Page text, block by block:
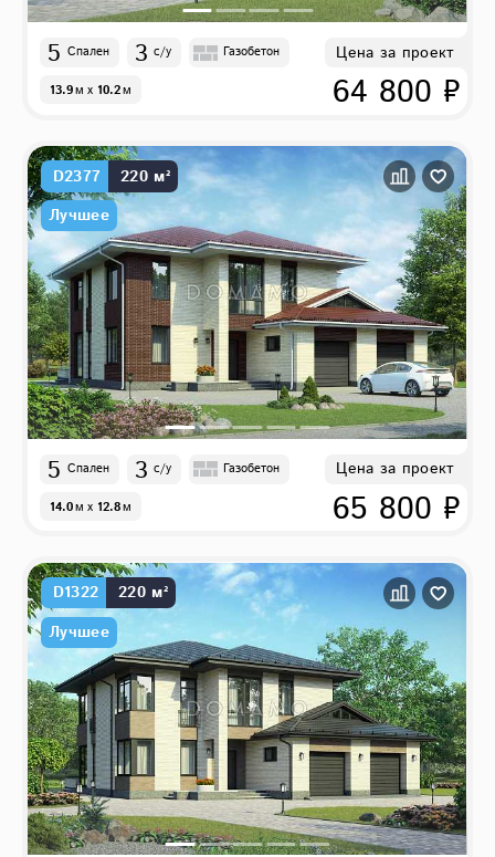
5 Спален 3 с/у Газобетон
13.9м x 10.2м
Цена за проект
64 800 ₽
D2377
220 м²
Лучшее
5 Спален 3 с/у Газобетон
14.0м x 12.8м
Цена за проект
65 800 ₽
D1322
220 м²
Лучшее